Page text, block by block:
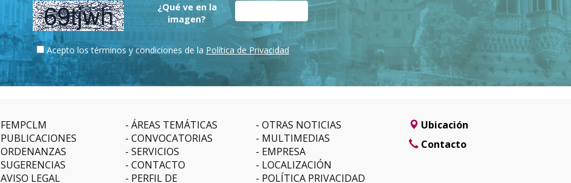
¿Qué ve en la
imagen?
Acepto los términos y condiciones de la Política de Privacidad
FEMPCLM ÁREAS TEMÁTICAS
OTRAS NOTICIAS
PUBLICACIONES
CONVOCATORIAS
MULTIMEDIAS
ORDENANZAS
SERVICIOS
EMPRESA
SUGERENCIAS
CONTACTO
LOCALIZACIÓN
AVISO LEGAL
PERFIL DE POLÍTICA PRIVACIDAD
Ubicación
Contacto